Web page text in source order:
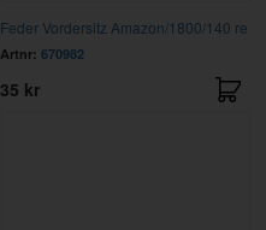
Feder Vordersitz Amazon/1800/140 re
Artnr: 670982
35 kr